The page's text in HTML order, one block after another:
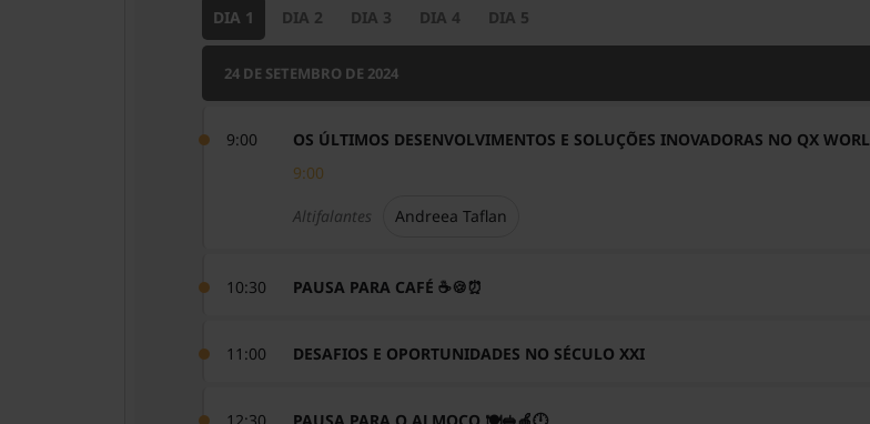
DIA 1 DIA 2 DIA 3 DIA 4 DIA 5
24 DE SETEMBRO DE 2024
9:00
OS ÚLTIMOS DESENVOLVIMENTOS E SOLUÇÕES INOVADORAS NO QX
9:00
Altifalantes Andreea Taflan
10:30 PAUSA PARA CAFÉ ☕️🍪⏰
11:00 DESAFIOS E OPORTUNIDADES NO SÉCULO XXI